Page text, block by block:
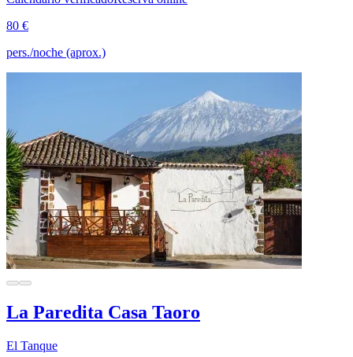
80 €
pers./noche (aprox.)
La Paredita Casa Taoro
El Tanque